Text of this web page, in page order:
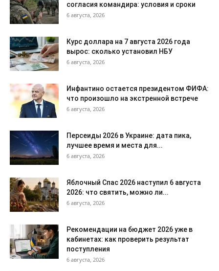
согласия командира: условия и сроки
6 августа, 2026
Курс доллара на 7 августа 2026 года
вырос: сколько установил НБУ
6 августа, 2026
Инфантино остается президентом ФИФА:
что произошло на экстренной встрече
6 августа, 2026
Персеиды 2026 в Украине: дата пика,
лучшее время и места для...
6 августа, 2026
Яблочный Спас 2026 наступил 6 августа
2026: что святить, можно ли...
6 августа, 2026
Рекомендации на бюджет 2026 уже в
кабинетах: как проверить результат
поступления
6 августа, 2026